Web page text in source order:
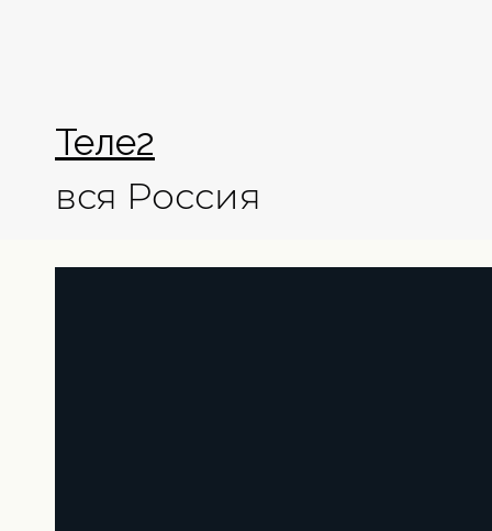
Теле2
вся Россия